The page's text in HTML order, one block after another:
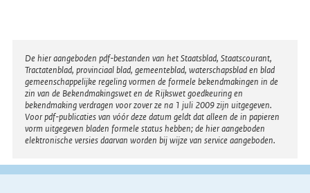
n
e
l
i
n
k
:
Disclaimer
De hier aangeboden pdf-bestanden van het Staatsblad, Staatscourant,
Tractatenblad, provinciaal blad, gemeenteblad, waterschapsblad en blad
gemeenschappelijke regeling vormen de formele bekendmakingen in de
zin van de Bekendmakingswet en de Rijkswet goedkeuring en
bekendmaking verdragen voor zover ze na 1 juli 2009 zijn uitgegeven.
Voor pdf-publicaties van vóór deze datum geldt dat alleen de in papieren
vorm uitgegeven bladen formele status hebben; de hier aangeboden
elektronische versies daarvan worden bij wijze van service aangeboden.